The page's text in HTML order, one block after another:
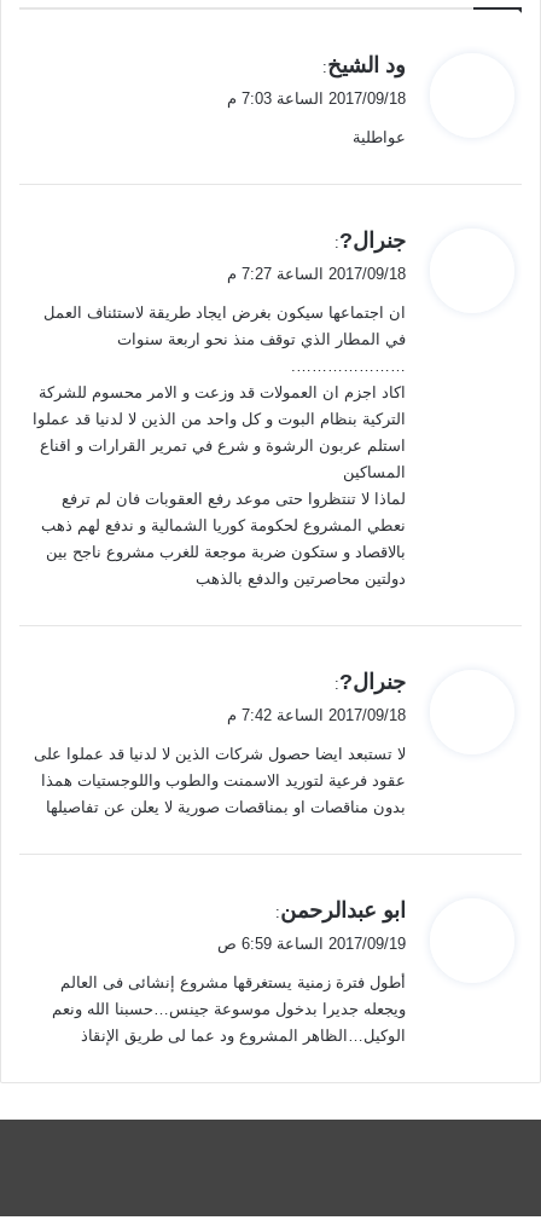
ي
ق
ل
ود الشيخ:
2017/09/18 الساعة 7:03 م
عواطلية
ي
ق
ل
جنرال?:
2017/09/18 الساعة 7:27 م
ان اجتماعها سيكون بغرض ايجاد طريقة لاستئناف العمل
في المطار الذي توقف منذ نحو اربعة سنوات
………………….
اكاد اجزم ان العمولات قد وزعت و الامر محسوم للشركة
التركية بنظام البوت و كل واحد من الذين لا لدنيا قد عملوا
استلم عربون الرشوة و شرع في تمرير القرارات و اقناع
المساكين
لماذا لا تنتظروا حتى موعد رفع العقوبات فان لم ترفع
نعطي المشروع لحكومة كوريا الشمالية و ندفع لهم ذهب
بالاقصاد و ستكون ضربة موجعة للغرب مشروع ناجح بين
دولتين محاصرتين والدفع بالذهب
ي
ق
ل
جنرال?:
2017/09/18 الساعة 7:42 م
لا تستبعد ايضا حصول شركات الذين لا لدنيا قد عملوا على
عقود فرعية لتوريد الاسمنت والطوب واللوجستيات همذا
بدون مناقصات او بمناقصات صورية لا يعلن عن تفاصيلها
ي
ق
ل
ابو عبدالرحمن:
2017/09/19 الساعة 6:59 ص
أطول فترة زمنية يستغرقها مشروع إنشائى فى العالم
ويجعله جديرا بدخول موسوعة جينس…حسبنا الله ونعم
الوكيل…الظاهر المشروع ود عما لى طريق الإنقاذ